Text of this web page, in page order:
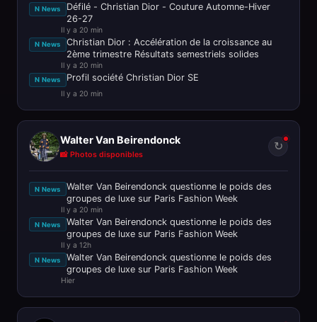
N News
Défilé - Christian Dior - Couture Automne-Hiver
26-27
Il y a 20 min
N News
Christian Dior : Accélération de la croissance au
2ème trimestre Résultats semestriels solides
Il y a 20 min
N News Profil société Christian Dior SE
Il y a 20 min
Walter Van Beirendonck
📸 Photos disponibles
↻
N News
Walter Van Beirendonck questionne le poids des
groupes de luxe sur Paris Fashion Week
Il y a 20 min
N News
Walter Van Beirendonck questionne le poids des
groupes de luxe sur Paris Fashion Week
Il y a 12h
N News
Walter Van Beirendonck questionne le poids des
groupes de luxe sur Paris Fashion Week
Hier